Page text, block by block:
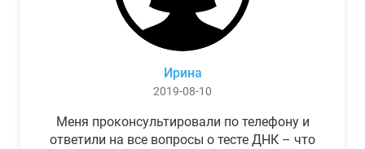
Ирина
2019-08-10
Меня проконсультировали по телефону и
ответили на все вопросы о тесте ДНК – что